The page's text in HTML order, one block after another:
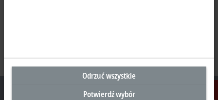
Odrzuć wszystkie
Potwierdź wybór